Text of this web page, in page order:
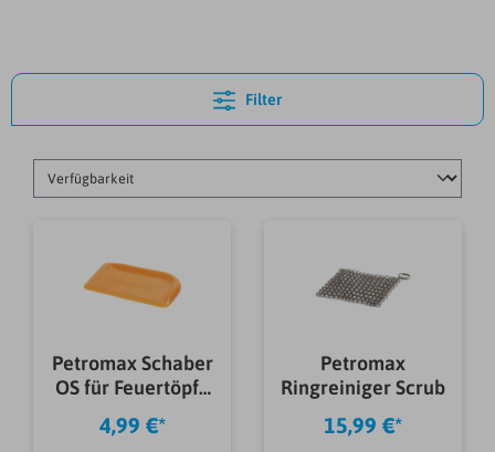
Filter
Petromax Schaber
OS für Feuertöpfe
4,99 €*
Petromax
Ringreiniger Scrub
15,99 €*